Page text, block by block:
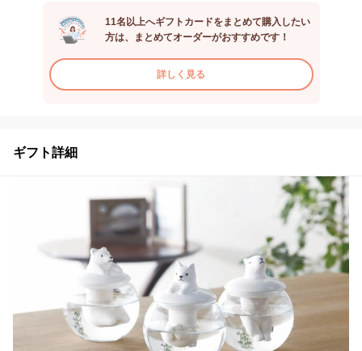
11名以上へギフトカードをまとめて購入したい
方は、まとめてオーダーがおすすめです！
詳しく見る
ギフト詳細